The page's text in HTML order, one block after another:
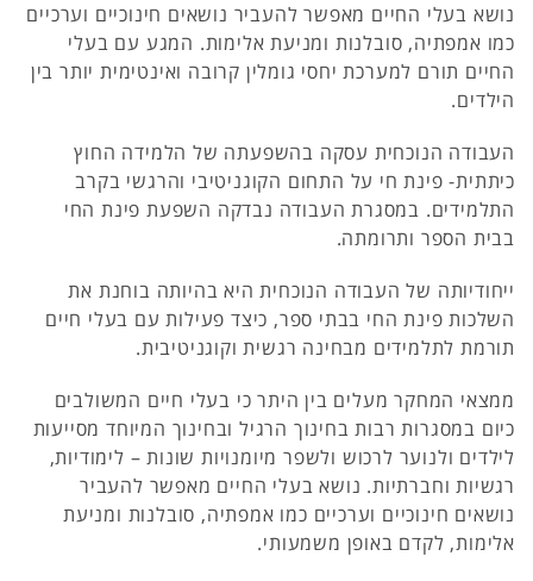
נושא בעלי החיים מאפשר להעביר נושאים חינוכיים וערכיים
כמו אמפתיה, סובלנות ומניעת אלימות. המגע עם בעלי
החיים תורם למערכת יחסי גומלין קרובה ואינטימית יותר בין
הילדים.
העבודה הנוכחית עסקה בהשפעתה של הלמידה החוץ
כיתתית- פינת חי על התחום הקוגניטיבי והרגשי בקרב
התלמידים. במסגרת העבודה נבדקה השפעת פינת החי
בבית הספר ותרומתה.
ייחודיותה של העבודה הנוכחית היא בהיותה בוחנת את
השלכות פינת החי בבתי ספר, כיצד פעילות עם בעלי חיים
תורמת לתלמידים מבחינה רגשית וקוגניטיבית.
ממצאי המחקר מעלים בין היתר כי בעלי חיים המשולבים
כיום במסגרות רבות בחינוך הרגיל ובחינוך המיוחד מסייעות
לילדים ולנוער לרכוש ולשפר מיומנויות שונות – לימודיות,
רגשיות וחברתיות. נושא בעלי החיים מאפשר להעביר
נושאים חינוכיים וערכיים כמו אמפתיה, סובלנות ומניעת
אלימות, לקדם באופן משמעותי.